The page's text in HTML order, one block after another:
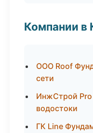
Компании в
ООО Roof
сети
ИнжСтрой
водостоки
ГК Line